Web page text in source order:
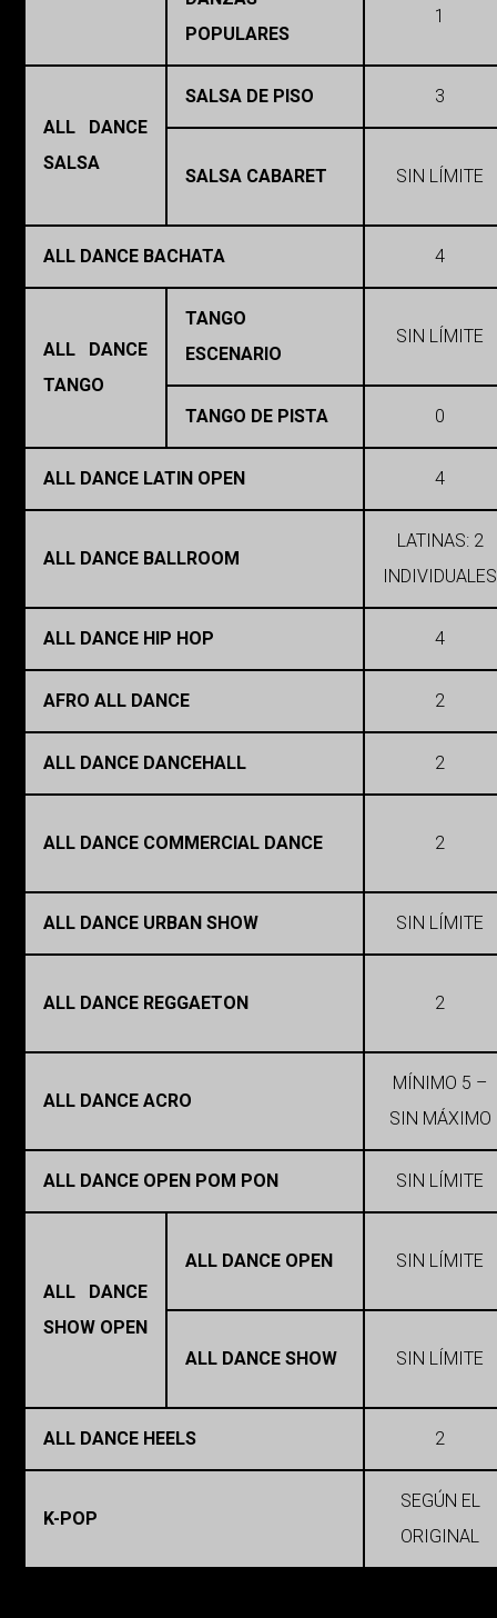
POPULARES
1
ALL DANCE
SALSA
SALSA DE PISO 3
SALSA CABARET SIN LÍMITE
ALL DANCE BACHATA 4
ALL DANCE
TANGO
TANGO
ESCENARIO
SIN LÍMITE
TANGO DE PISTA 0
ALL DANCE LATIN OPEN 4
ALL DANCE BALLROOM
LATINAS: 2
INDIVIDUALES
ALL DANCE HIP HOP 4
AFRO ALL DANCE 2
ALL DANCE DANCEHALL 2
ALL DANCE COMMERCIAL DANCE 2
ALL DANCE URBAN SHOW SIN LÍMITE
ALL DANCE REGGAETON 2
ALL DANCE ACRO
MÍNIMO 5 –
SIN MÁXIMO
ALL DANCE OPEN POM PON SIN LÍMITE
ALL DANCE
SHOW OPEN
ALL DANCE OPEN SIN LÍMITE
ALL DANCE SHOW SIN LÍMITE
ALL DANCE HEELS 2
K-POP
SEGÚN EL
ORIGINAL